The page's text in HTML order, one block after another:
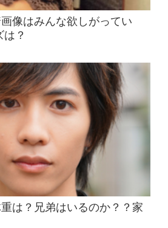
像はみんな欲しがってい
？
は？兄弟はいるのか？？家